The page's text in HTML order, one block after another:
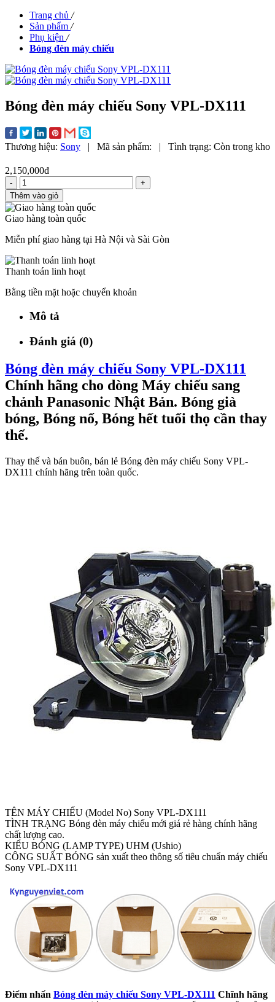
Trang chủ /
Sản phẩm /
Phụ kiện /
Bóng đèn máy chiếu
Bóng đèn máy chiếu Sony VPL-DX111
Thương hiệu: Sony | Mã sản phẩm: | Tình trạng: Còn trong kho
2,150,000đ
-
+
Thêm vào giỏ
Giao hàng toàn quốc
Miễn phí giao hàng tại Hà Nội và Sài Gòn
Thanh toán linh hoạt
Bằng tiền mặt hoặc chuyển khoản
Mô tả
Đánh giá (0)
Bóng đèn máy chiếu Sony VPL-DX111
Chính hãng cho dòng Máy chiếu sang
chảnh Panasonic Nhật Bản. Bóng già
bóng, Bóng nổ, Bóng hết tuổi thọ cần thay
thế.
Thay thế và bán buôn, bán lẻ Bóng đèn máy chiếu Sony VPL-
DX111 chính hãng trên toàn quốc.
TÊN MÁY CHIẾU (Model No) Sony VPL-DX111
TÌNH TRẠNG Bóng đèn máy chiếu mới giá rẻ hàng chính hãng
chất lượng cao.
KIỂU BÓNG (LAMP TYPE) UHM (Ushio)
CÔNG SUẤT BÓNG sản xuất theo thông số tiêu chuẩn máy chiếu
Sony VPL-DX111
Điểm nhấn Bóng đèn máy chiếu Sony VPL-DX111 Chĩnh hãng